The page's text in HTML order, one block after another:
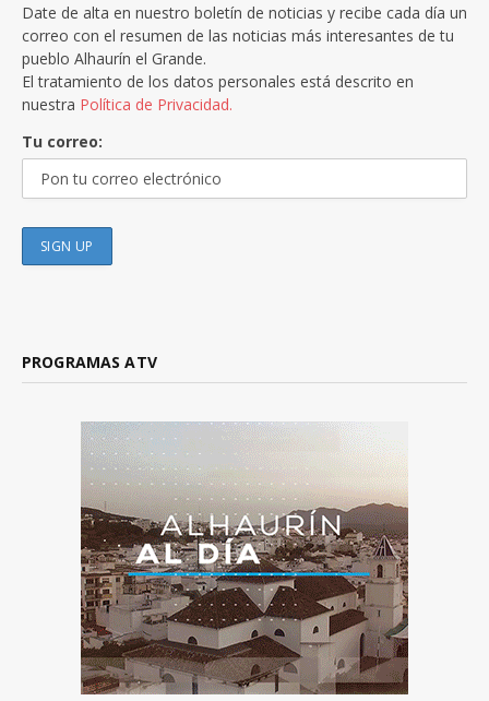
Date de alta en nuestro boletín de noticias y recibe cada día un
correo con el resumen de las noticias más interesantes de tu
pueblo Alhaurín el Grande.
El tratamiento de los datos personales está descrito en
nuestra Política de Privacidad.
Tu correo:
PROGRAMAS ATV